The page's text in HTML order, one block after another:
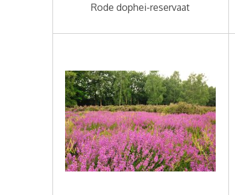
Rode dophei-reservaat